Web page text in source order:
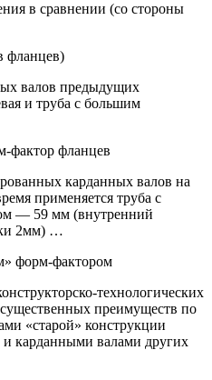
в сравнении (со стороны
фланцев)
валов предыдущих
и труба с большим
фактор фланцев
карданных валов на
применяется труба с
— 59 мм (внутренний
2мм) …
форм-фактором
технологических
преимуществ по
«старой» конструкции
карданными валами других